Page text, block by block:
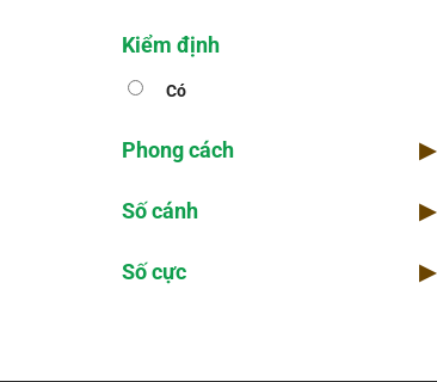
Kiểm định
Có
Phong cách ▶
Số cánh ▶
Số cực ▶